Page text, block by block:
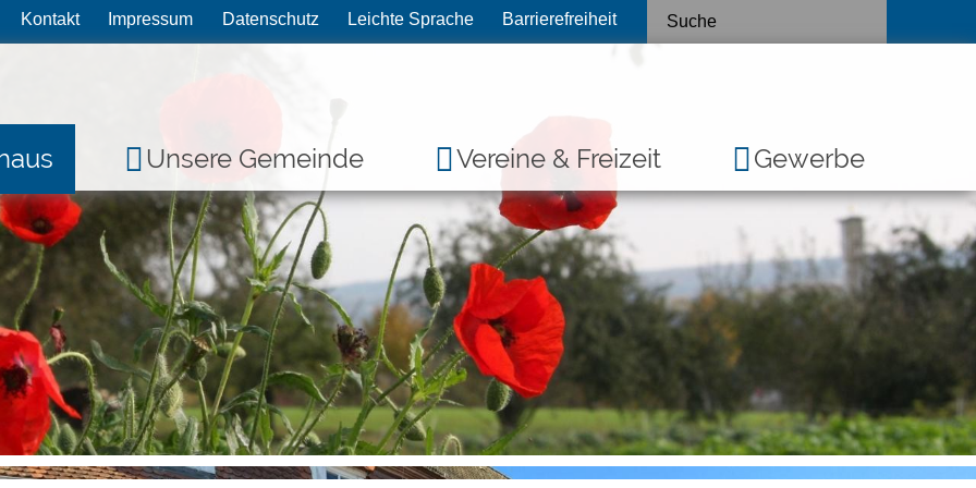
Kontakt Impressum Datenschutz Leichte Sprache Barrierefreiheit
Unsere Gemeinde Vereine & Freizeit Gewerbe